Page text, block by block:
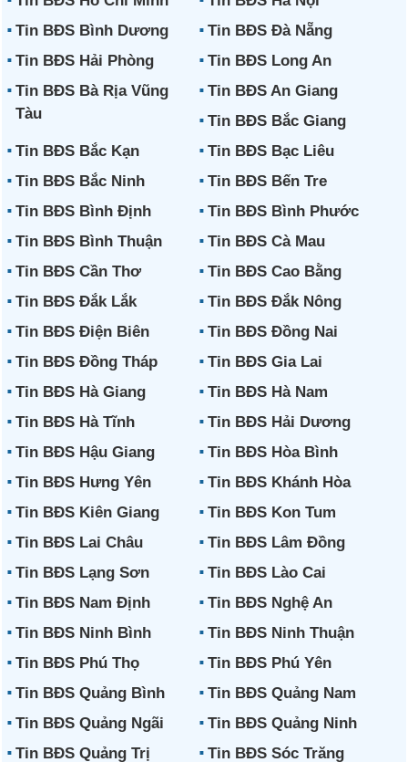
Tin BĐS Bình Dương
Tin BĐS Đà Nẵng
Tin BĐS Hải Phòng
Tin BĐS Long An
Tin BĐS Bà Rịa Vũng
Tàu
Tin BĐS An Giang
Tin BĐS Bắc Giang
Tin BĐS Bắc Kạn
Tin BĐS Bạc Liêu
Tin BĐS Bắc Ninh
Tin BĐS Bến Tre
Tin BĐS Bình Định
Tin BĐS Bình Phước
Tin BĐS Bình Thuận
Tin BĐS Cà Mau
Tin BĐS Cần Thơ
Tin BĐS Cao Bằng
Tin BĐS Đắk Lắk
Tin BĐS Đắk Nông
Tin BĐS Điện Biên
Tin BĐS Đồng Nai
Tin BĐS Đồng Tháp
Tin BĐS Gia Lai
Tin BĐS Hà Giang
Tin BĐS Hà Nam
Tin BĐS Hà Tĩnh
Tin BĐS Hải Dương
Tin BĐS Hậu Giang
Tin BĐS Hòa Bình
Tin BĐS Hưng Yên
Tin BĐS Khánh Hòa
Tin BĐS Kiên Giang
Tin BĐS Kon Tum
Tin BĐS Lai Châu
Tin BĐS Lâm Đồng
Tin BĐS Lạng Sơn
Tin BĐS Lào Cai
Tin BĐS Nam Định
Tin BĐS Nghệ An
Tin BĐS Ninh Bình
Tin BĐS Ninh Thuận
Tin BĐS Phú Thọ
Tin BĐS Phú Yên
Tin BĐS Quảng Bình
Tin BĐS Quảng Nam
Tin BĐS Quảng Ngãi
Tin BĐS Quảng Ninh
Tin BĐS Quảng Trị
Tin BĐS Sóc Trăng